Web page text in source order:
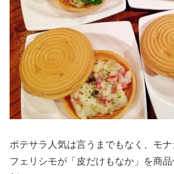
ポテサラ人気は言うまでもなく、モ
フェリシモが「皮だけもなか」を商